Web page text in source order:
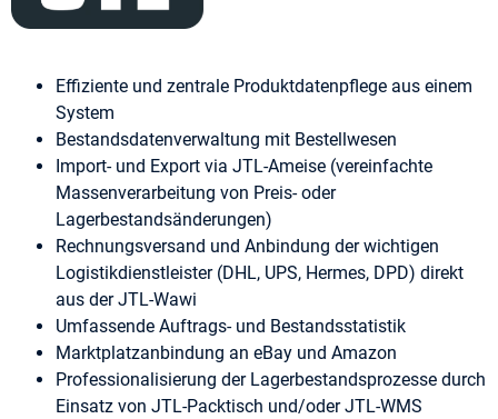
Effiziente und zentrale Produktdatenpflege aus einem
System
Bestandsdatenverwaltung mit Bestellwesen
Import- und Export via JTL-Ameise (vereinfachte
Massenverarbeitung von Preis- oder
Lagerbestandsänderungen)
Rechnungsversand und Anbindung der wichtigen
Logistikdienstleister (DHL, UPS, Hermes, DPD) direkt
aus der JTL-Wawi
Umfassende Auftrags- und Bestandsstatistik
Marktplatzanbindung an eBay und Amazon
Professionalisierung der Lagerbestandsprozesse durch
Einsatz von JTL-Packtisch und/oder JTL-WMS